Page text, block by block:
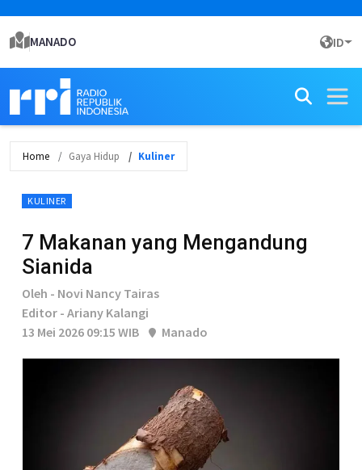
MANADO ID
Home Gaya Hidup Kuliner
KULINER
7 Makanan yang Mengandung
Sianida
Oleh - Novi Nancy Tairas
Editor - Ariany Kalangi
13 Mei 2026 09:15 WIB
Manado